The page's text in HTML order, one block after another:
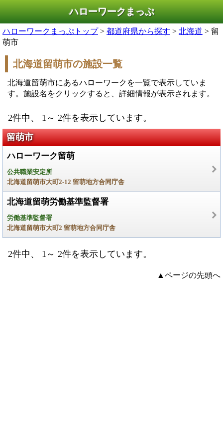
ハローワークまっぷ
ハローワークまっぷトップ> 都道府県から探す > 北海道 > 留
萌市
北海道留萌市の施設一覧
北海道留萌市にあるハローワークを一覧で表示していま
す。施設名をクリックすると、詳細情報が表示されます。
2件中、 1～ 2件を表示しています。
留萌市
ハローワーク留萌
公共職業安定所
北海道留萌市大町2-12 留萌地方合同庁舎
北海道留萌労働基準監督署
労働基準監督署
北海道留萌市大町2 留萌地方合同庁舎
2件中、 1～ 2件を表示しています。
▲ページの先頭へ